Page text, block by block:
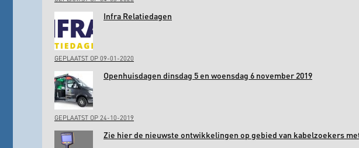
Infra Relatiedagen
GEPLAATST OP 09-01-2020
Openhuisdagen dinsdag 5 en woensdag 6 november 2019
GEPLAATST OP 24-10-2019
Zie hier de nieuwste ontwikkelingen op gebied van kabelzoekers